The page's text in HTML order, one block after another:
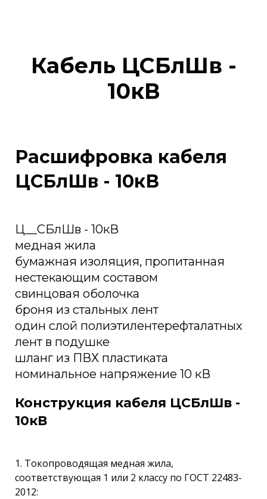
Кабель ЦСБлШв -
10кВ
Расшифровка кабеля
ЦСБлШв - 10кВ
Ц__СБлШв - 10кВ
медная жила
бумажная изоляция, пропитанная
нестекающим составом
свинцовая оболочка
броня из стальных лент
один слой полиэтилентерефталатных
лент в подушке
шланг из ПВХ пластиката
номинальное напряжение 10 кВ
Конструкция кабеля ЦСБлШв -
10кВ
1. Токопроводящая медная жила,
соответствующая 1 или 2 классу по ГОСТ 22483-
2012: